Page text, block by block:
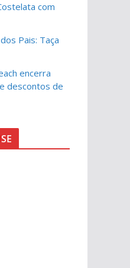
com
Pais: Taça
encerra
descontos de